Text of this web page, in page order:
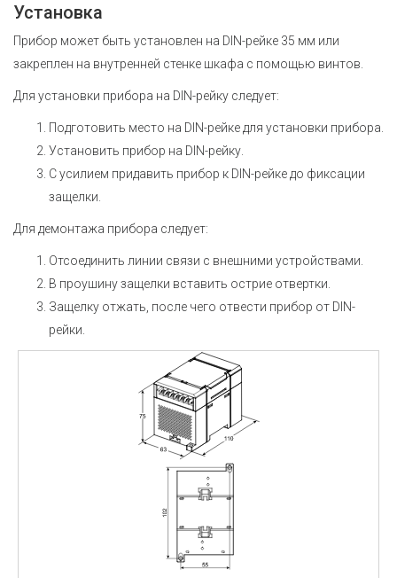
Установка
Прибор может быть установлен на DIN-рейке 35 мм или
закреплен на внутренней стенке шкафа с помощью винтов.
Для установки прибора на DIN-рейку следует:
Подготовить место на DIN-рейке для установки прибора.
Установить прибор на DIN-рейку.
С усилием придавить прибор к DIN-рейке до фиксации
защелки.
Для демонтажа прибора следует:
Отсоединить линии связи с внешними устройствами.
В проушину защелки вставить острие отвертки.
Защелку отжать, после чего отвести прибор от DIN-
рейки.